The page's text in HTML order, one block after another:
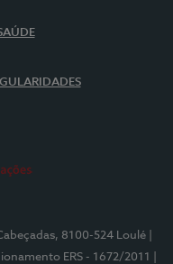
8100-524 Loulé
ERS - 1672/2011